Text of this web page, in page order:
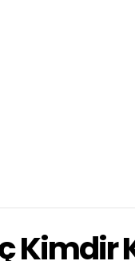
Kimdir